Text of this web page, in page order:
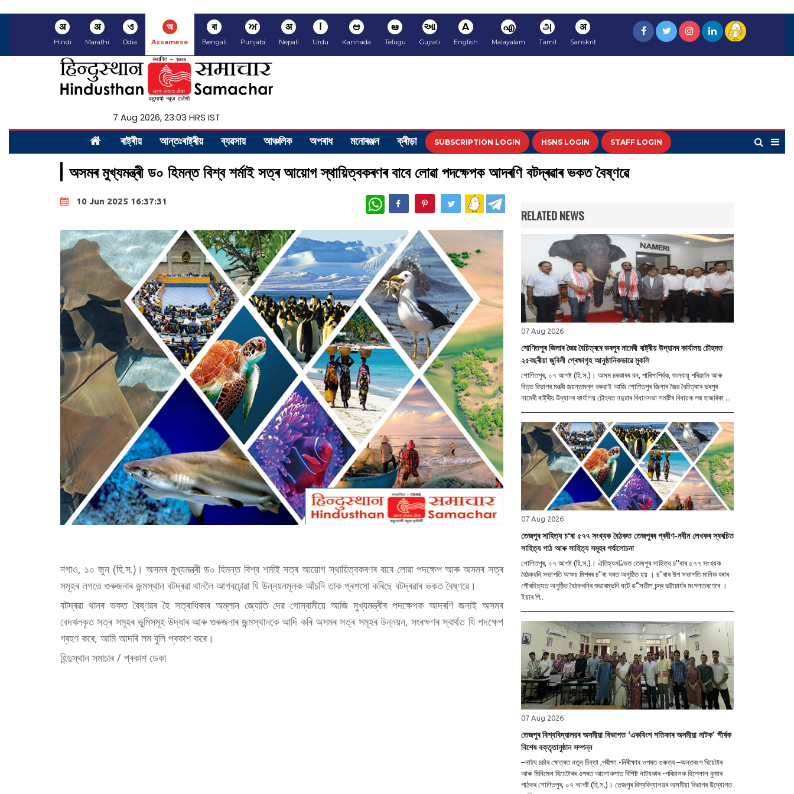
अ
Hindi
अ
Marathi
ଏ
Odia
অ
Assamese
বা
Bengali
ਅ
Punjabi
अ
Nepali
ا
Urdu
ಆ
Kannada
ఆ
Telugu
આ
Gujrati
A
English
എ
Malayalam
அ
Tamil
अ
Sanskrit
7 Aug 2026, 23:03 HRS IST
ৰাষ্ট্ৰীয় আন্তঃৰাষ্ট্ৰীয় ব্যৱসায় আঞ্চলিক অপৰাধ মনোৰঞ্জন ক্ৰীড়া SUBSCRIPTION LOGIN HSNS LOGIN STAFF LOGIN
অসমৰ মুখ্যমন্ত্ৰী ড০ হিমন্ত বিশ্ব শৰ্মাই সত্ৰ আয়োগ স্থায়িত্বকৰণৰ বাবে লোৱা পদক্ষেপক আদৰণি বটদ্ৰৱাৰ ভকত বৈষ্ণৱে
10 Jun 2025 16:37:31 WhatsApp
নগাও, ১০ জুন (হি.স.)। অসমৰ মুখ্যমন্ত্ৰী ড০ হিমন্ত বিশ্ব শৰ্মাই সত্ৰ আয়োগ স্থায়িত্বকৰণৰ বাবে লোৱা পদক্ষেপ আৰু অসমৰ সত্ৰ
সমূহৰ লগতে গুৰুজনাৰ জন্মস্থান বটদ্ৰৱা থানলৈ আগবঢ়োৱা যি উন্নয়নমূলক আঁচনি তাক প্ৰশংসা কৰিছে বটদ্ৰৱাৰ ভকত বৈষ্ণৱে।
বটদ্ৰৱা থানৰ ভকত বৈষ্ণৱৰ হৈ সত্ৰাধিকাৰ অম্লান জ্যোতি দেৱ গোস্বামীয়ে আজি মুখ্যমন্ত্ৰীৰ পদক্ষেপক আদৰণি জনাই অসমৰ
বেদখলকৃত সত্ৰ সমূহৰ ভূমিসমূহ উদ্ধাৰ আৰু গুৰুজনাৰ জন্মস্থানকে আদি কৰি অসমৰ সত্ৰ সমূহৰ উন্নয়ন, সংৰক্ষণৰ স্বাৰ্থত যি পদক্ষেপ
গ্ৰহণ কৰে, আমি আদৰি লম বুলি প্ৰকাশ কৰে।
হিন্দুস্থান সমাচাৰ / প্ৰকাশ ডেকা
RELATED NEWS
07 Aug 2026
শোণিতপুৰ জিলাৰ জৈৱ বৈচিত্ৰৰে ভৰপুৰ নামেৰী ৰাষ্ট্ৰীয় উদ্যানৰ কাৰ্যালয় চৌহদত
২৫বছৰীয়া জুবিলী প্ৰেক্ষাগৃহ আনুষ্ঠানিকভাৱে মুকলি
শোণিতপুৰ, ০৭ আগষ্ট (হি.স.)। অসম চৰকাৰৰ বন, পাৰিপাৰ্শ্বিক, জলবায়ু পৰিৱৰ্তন আৰু
বিত্ত বিভাগৰ মন্ত্ৰী জয়ন্তমল্ল বৰুৱাই আজি শোণিতপুৰ জিলাৰ জৈৱ বৈচিত্ৰৰে ভৰপুৰ
নামেৰী ৰাষ্ট্ৰীয় উদ্যানৰ কাৰ্যালয় চৌহদত নদুৱাৰ বিধানসভা সমষ্টিৰ বিধায়ক পদ্ম হাজৰিকা ..
07 Aug 2026
তেজপুৰ সাহিত্য চ'ৰা ৫৭৭ সংখ্যক বৈঠকত তেজপুৰৰ প্ৰবীণ-নবীন লেখকৰ স্বৰচিত
সাহিত্য পাঠ আৰু সাহিত্য সমূহৰ পৰ্যালোচনা
শোণিতপুৰ, ০৭ আগষ্ট (হি.স.)। ঐতিহ্যমণ্ডিত তেজপুৰ সাহিত্য চ''ৰাৰ ৫৭৭ সংখ্যক
বৈঠকখনি সভাপতি অক্ষয় মিশ্ৰৰ চ''ৰা ঘৰত অনুষ্ঠিত হয় । চ''ৰাৰ উপ সভাপতি মানিক বৰাৰ
পৌৰহিত্যত অনুষ্ঠিত বৈঠকখনিৰ শুভাৰম্ভনি ঘটে ড°সতীশ চন্দ্ৰ ভট্টাচাৰ্যৰ মংগলাচৰণেৰে ।
ইয়াৰ পি..
07 Aug 2026
তেজপুৰ বিশ্ববিদ্যালয়ৰ অসমীয়া বিভাগত ‘একবিংশ শতিকাৰ অসমীয়া নাটক’ শীৰ্ষক
বিশেষ বক্তৃতানুষ্ঠান সম্পন্ন
–নাট্য চৰ্চাৰ ক্ষেত্ৰত নতুন চিন্তা ,পৰীক্ষা -নিৰীক্ষাৰ ওপৰত গুৰুত্ব –অন্তৰংগ থিয়েটাৰ
আৰু মিনিমেল থিয়েটাৰৰ ওপৰত আলোকপাত বিশিষ্ট নাট্যকাৰ -পৰিচালক হিল্লোল কুমাৰ
পাঠকৰ শোণিতপুৰ, ০৭ আগষ্ট (হি.স.)। তেজপুৰ বিশ্ববিদ্যালয়ৰ অসমীয়া বিভাগৰ উদ্যোগত